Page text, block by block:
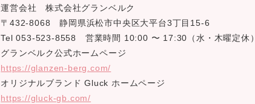
運営会社 株式会社グランベルク
〒432-8068 静岡県浜松市中央区大平台3丁目15-6
Tel 053-523-8558 営業時間 10:00 〜 17:30（水・木曜定休）
グランベルク公式ホームページ
https://glanzen-berg.com/
オリジナルブランド Gluck ホームページ
https://gluck-gb.com/